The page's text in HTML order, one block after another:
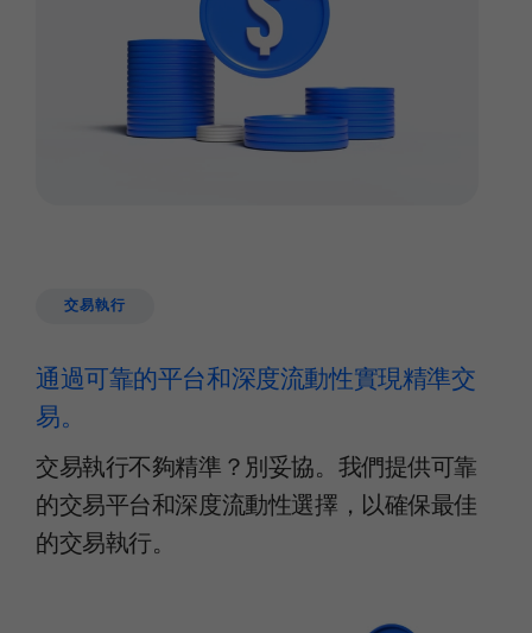
交易執行
通過可靠的平台和深度流動性實現精準交
易。
交易執行不夠精準？別妥協。我們提供可靠
的交易平台和深度流動性選擇，以確保最佳
的交易執行。